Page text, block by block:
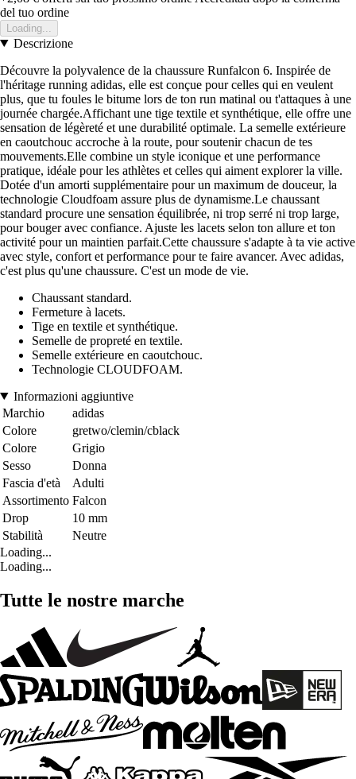
del tuo ordine
Loading...
Descrizione
Découvre la polyvalence de la chaussure Runfalcon 6. Inspirée de
l'héritage running adidas, elle est conçue pour celles qui en veulent
plus, que tu foules le bitume lors de ton run matinal ou t'attaques à une
journée chargée.Affichant une tige textile et synthétique, elle offre une
sensation de légèreté et une durabilité optimale. La semelle extérieure
en caoutchouc accroche à la route, pour soutenir chacun de tes
mouvements.Elle combine un style iconique et une performance
pratique, idéale pour les athlètes et celles qui aiment explorer la ville.
Dotée d'un amorti supplémentaire pour un maximum de douceur, la
technologie Cloudfoam assure plus de dynamisme.Le chaussant
standard procure une sensation équilibrée, ni trop serré ni trop large,
pour bouger avec confiance. Ajuste les lacets selon ton allure et ton
activité pour un maintien parfait.Cette chaussure s'adapte à ta vie active
avec style, confort et performance pour te faire avancer. Avec adidas,
c'est plus qu'une chaussure. C'est un mode de vie.
Chaussant standard.
Fermeture à lacets.
Tige en textile et synthétique.
Semelle de propreté en textile.
Semelle extérieure en caoutchouc.
Technologie CLOUDFOAM.
Informazioni aggiuntive
Marchio
adidas
Colore
gretwo/clemin/cblack
Colore
Grigio
Sesso
Donna
Fascia d'età
Adulti
Assortimento Falcon
Drop
10 mm
Stabilità
Neutre
Loading...
Loading...
Tutte le nostre marche